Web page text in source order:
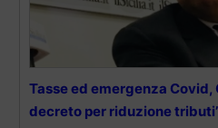
Tasse ed emergenza Covid,
decreto per riduzione